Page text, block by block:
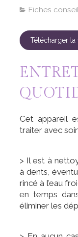
Fiches
Télécharger la
Cet appareil
traiter avec
> Il est à
à dents,
rincé à l’eau
en temps
éliminer les